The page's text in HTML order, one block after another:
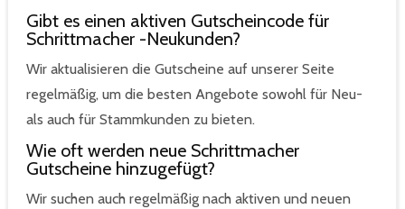
Gibt es einen aktiven Gutscheincode für
Schrittmacher -Neukunden?
Wir aktualisieren die Gutscheine auf unserer Seite
regelmäßig, um die besten Angebote sowohl für Neu-
als auch für Stammkunden zu bieten.
Wie oft werden neue Schrittmacher
Gutscheine hinzugefügt?
Wir suchen auch regelmäßig nach aktiven und neuen